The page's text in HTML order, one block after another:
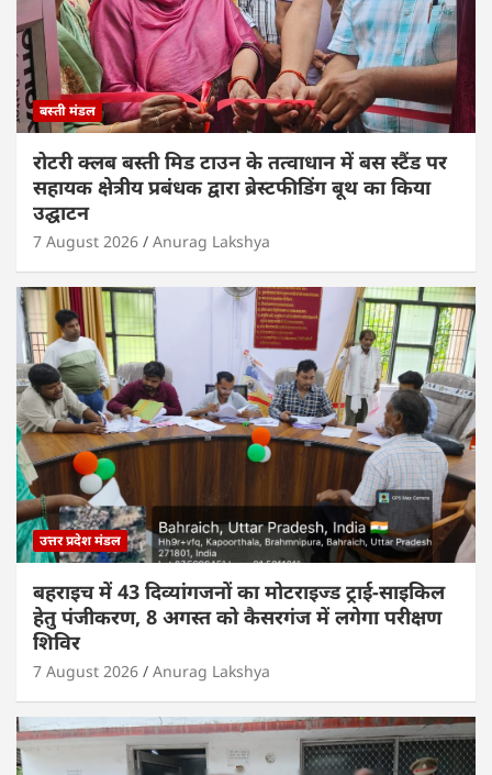
बस्ती मंडल
रोटरी क्लब बस्ती मिड टाउन के तत्वाधान में बस स्टैंड पर
सहायक क्षेत्रीय प्रबंधक द्वारा ब्रेस्टफीडिंग बूथ का किया
उद्घाटन
7 August 2026 Anurag Lakshya
उत्तर प्रदेश मंडल
बहराइच में 43 दिव्यांगजनों का मोटराइज्ड ट्राई-साइकिल
हेतु पंजीकरण, 8 अगस्त को कैसरगंज में लगेगा परीक्षण
शिविर
7 August 2026 Anurag Lakshya